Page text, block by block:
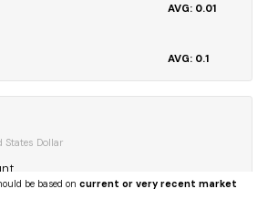
0.01
0.1
Dollar
be based oncurrent or very recent market